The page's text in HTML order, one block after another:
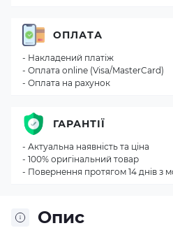
Опис
ОПЛАТА
- Накладений платіж
- Оплата online (Visa/MasterCard)
- Оплата на рахунок
ГАРАНТІЇ
- Актуальна наявність та ціна
- 100% оригінальний товар
- Повернення протягом 14 днів з